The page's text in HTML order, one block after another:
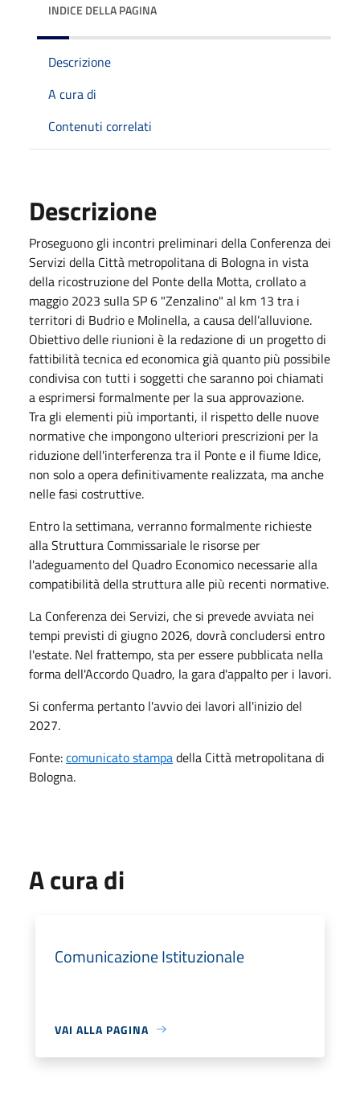
INDICE DELLA PAGINA
Descrizione
A cura di
Contenuti correlati
Descrizione
Proseguono gli incontri preliminari della Conferenza dei
Servizi della Città metropolitana di Bologna in vista
della ricostruzione del Ponte della Motta, crollato a
maggio 2023 sulla SP 6 "Zenzalino" al km 13 tra i
territori di Budrio e Molinella, a causa dell’alluvione.
Obiettivo delle riunioni è la redazione di un progetto di
fattibilità tecnica ed economica già quanto più possibile
condivisa con tutti i soggetti che saranno poi chiamati
a esprimersi formalmente per la sua approvazione.
Tra gli elementi più importanti, il rispetto delle nuove
normative che impongono ulteriori prescrizioni per la
riduzione dell'interferenza tra il Ponte e il fiume Idice,
non solo a opera definitivamente realizzata, ma anche
nelle fasi costruttive.
Entro la settimana, verranno formalmente richieste
alla Struttura Commissariale le risorse per
l'adeguamento del Quadro Economico necessarie alla
compatibilità della struttura alle più recenti normative.
La Conferenza dei Servizi, che si prevede avviata nei
tempi previsti di giugno 2026, dovrà concludersi entro
l'estate. Nel frattempo, sta per essere pubblicata nella
forma dell'Accordo Quadro, la gara d'appalto per i lavori.
Si conferma pertanto l'avvio dei lavori all'inizio del
2027.
Fonte:comunicato stampadella Città metropolitana di
Bologna.
A cura di
Comunicazione Istituzionale
VAI ALLA PAGINA